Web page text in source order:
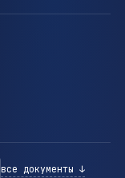
все документы ↓